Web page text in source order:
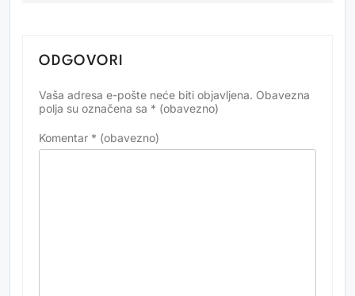
ODGOVORI
Vaša adresa e-pošte neće biti objavljena. Obavezna
polja su označena sa * (obavezno)
Komentar * (obavezno)
Alternative: